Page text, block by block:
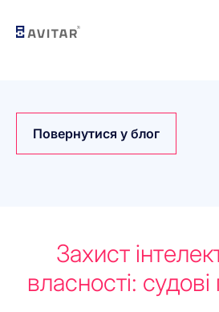
Повернутися у блог
Захист
власності: